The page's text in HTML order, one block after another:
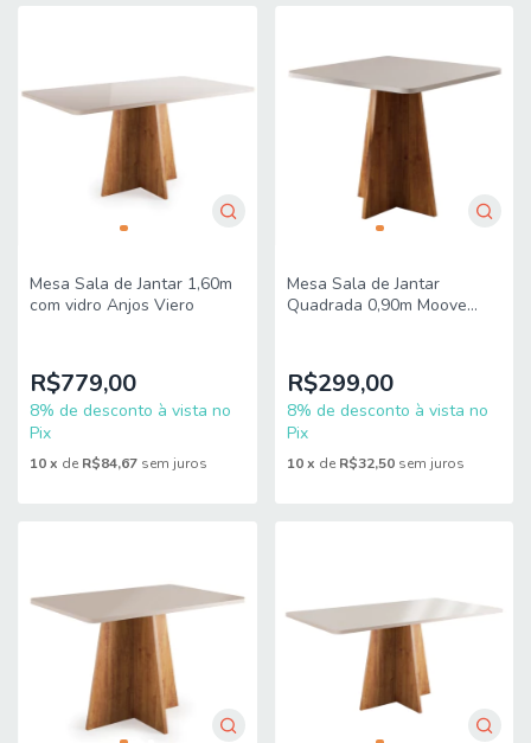
Mesa Sala de Jantar 1,60m
com vidro Anjos Viero
R$779,00
8% de desconto à vista no
Pix
10x de R$84,67 sem juros
Mesa Sala de Jantar
Quadrada 0,90m Moove
R$299,00
8% de desconto à vista no
Pix
10 x de R$32,50 sem juros